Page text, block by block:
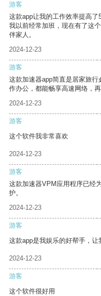
游客
这款app让我的工作效率提高了
我以前经常加班，现在有了这
伴家人。
2024-12-23
游客
这款加速器app简直是居家旅
作办公，都能畅享高速网络，
2024-12-23
游客
这个软件我非常喜欢
2024-12-23
游客
这款加速器VPM应用程序已经
护。
2024-12-23
游客
这款app是我娱乐的好帮手，让
2024-12-23
游客
这个软件很好用